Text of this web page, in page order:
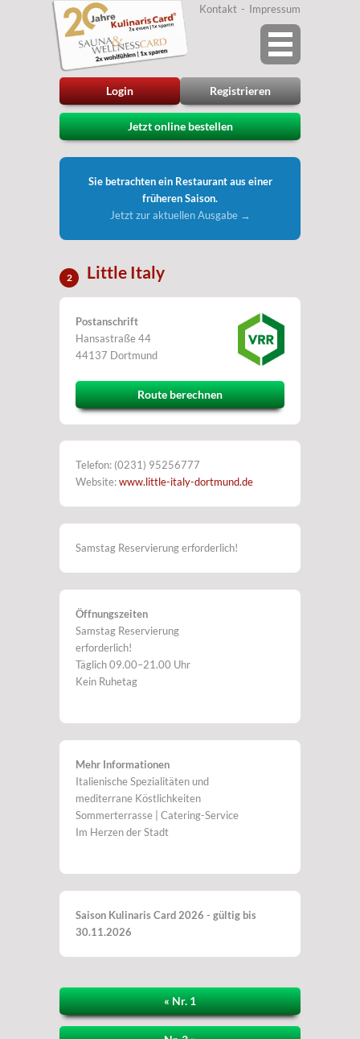
Login Registrieren
Kontakt Impressum
Jetzt online bestellen
Sie betrachten ein Restaurant aus einer
früheren Saison.
Jetzt zur aktuellen Ausgabe →
2 Little Italy
Postanschrift
Hansastraße 44
44137 Dortmund
Route berechnen
Telefon: (0231) 95256777
Website:www.little-italy-dortmund.de
Samstag Reservierung erforderlich!
Öffnungszeiten
Samstag Reservierung
erforderlich!
Täglich 09.00–21.00 Uhr
Kein Ruhetag
Mehr Informationen
Italienische Spezialitäten und
mediterrane Köstlichkeiten
Sommerterrasse | Catering-Service
Im Herzen der Stadt
Saison Kulinaris Card 2026 - gültig bis
30.11.2026
« Nr. 1